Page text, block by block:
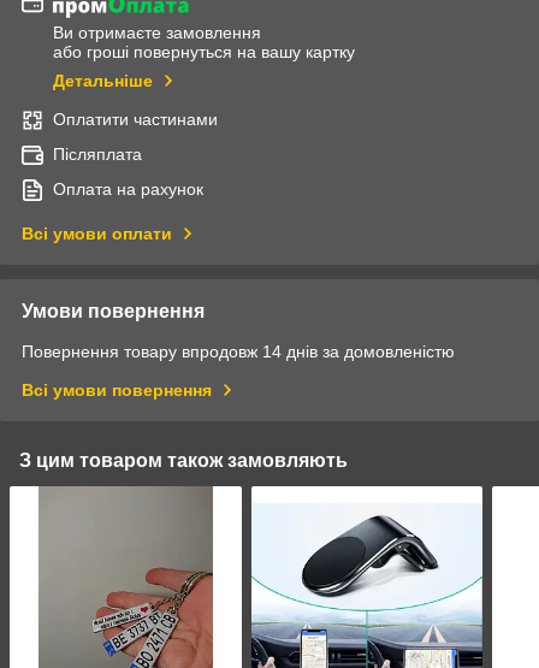
Ви отримаєте замовлення
або гроші повернуться на вашу картку
Детальніше
Оплатити частинами
Післяплата
Оплата на рахунок
Всі умови оплати
Умови повернення
Повернення товару впродовж 14 днів за домовленістю
Всі умови повернення
З цим товаром також замовляють